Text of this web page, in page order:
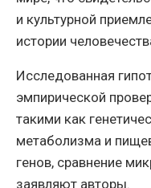
и культурной
истории
Исследованная
эмпирической
такими как
метаболизма и
генов, сравнение
заявляют авторы.